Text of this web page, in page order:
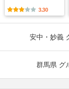
3.30
安中・妙義
群馬県 グ